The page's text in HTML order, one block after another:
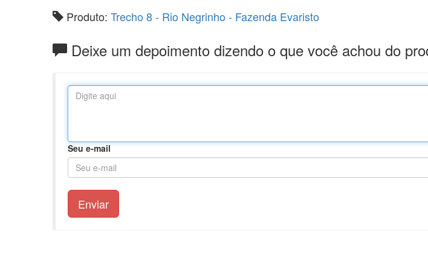
Produto: Trecho 8 - Rio Negrinho - Fazenda Evaristo
Deixe um depoimento dizendo o que você achou do
Seu e-mail
Enviar